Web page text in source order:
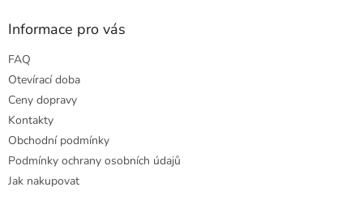
Informace pro vás
FAQ
Otevírací doba
Ceny dopravy
Kontakty
Obchodní podmínky
Podmínky ochrany osobních údajů
Jak nakupovat